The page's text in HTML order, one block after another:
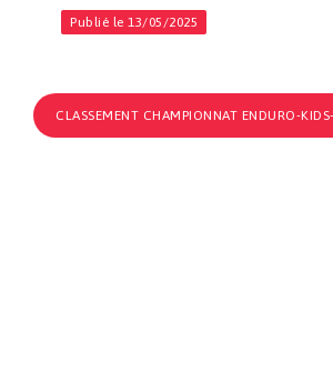
Publié le 13/05/2025
CLASSEMENT CHAMPIONNAT ENDURO-